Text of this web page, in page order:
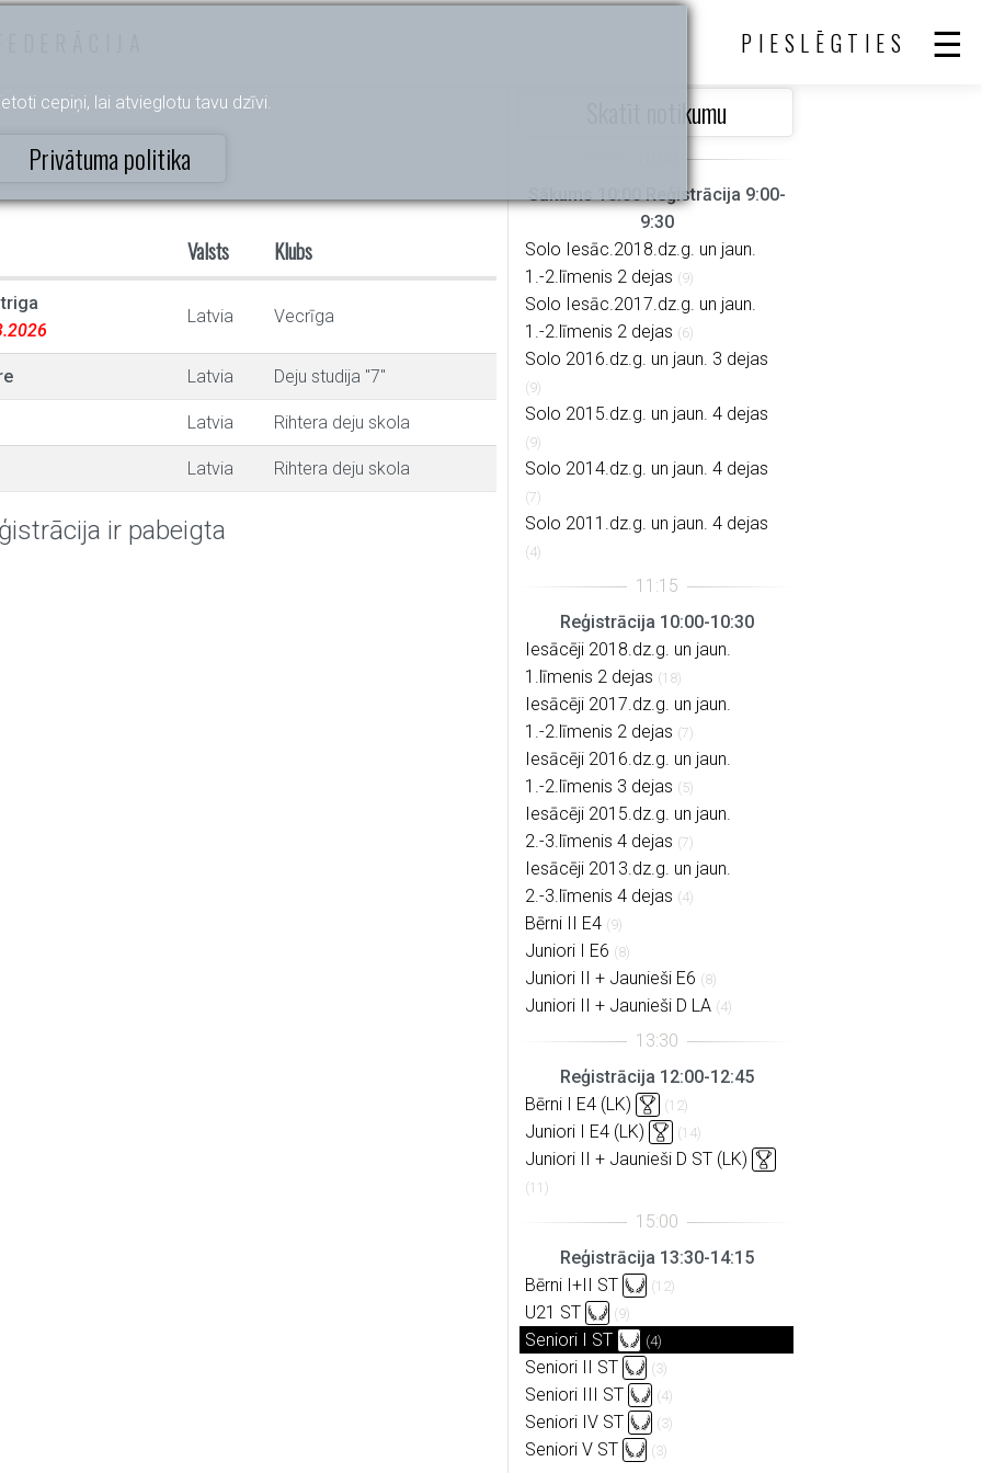
cepiņi, lai atvieglotu tavu dzīvi.
Privātuma politika
PIESLĒGTIES
Valsts Klubs
Latvia Vecrīga
Latvia Deju studija "7"
Latvia Rihtera deju skola
Latvia Rihtera deju skola
ir pabeigta
Skatīt notikumu
Sākums 10:00 Reģistrācija 9:00-
9:30
Solo Iesāc.2018.dz.g. un jaun.
1.-2.līmenis 2 dejas (9)
Solo Iesāc.2017.dz.g. un jaun.
1.-2.līmenis 2 dejas (6)
Solo 2016.dz.g. un jaun. 3 dejas
(9)
Solo 2015.dz.g. un jaun. 4 dejas
(9)
Solo 2014.dz.g. un jaun. 4 dejas
(7)
Solo 2011.dz.g. un jaun. 4 dejas
(4)
Reģistrācija 10:00-10:30
Iesācēji 2018.dz.g. un jaun.
1.līmenis 2 dejas (18)
Iesācēji 2017.dz.g. un jaun.
1.-2.līmenis 2 dejas (7)
Iesācēji 2016.dz.g. un jaun.
1.-2.līmenis 3 dejas (5)
Iesācēji 2015.dz.g. un jaun.
2.-3.līmenis 4 dejas (7)
Iesācēji 2013.dz.g. un jaun.
2.-3.līmenis 4 dejas (4)
Bērni II E4 (9)
Juniori I E6 (8)
Juniori II + Jaunieši E6 (8)
Juniori II + Jaunieši D LA (4)
Reģistrācija 12:00-12:45
Bērni I E4 (LK)
(12)
Juniori I E4 (LK) (14)
Juniori II + Jaunieši D ST (LK)
(11)
Reģistrācija 13:30-14:15
Bērni I+II ST
(12)
U21 ST (9)
Seniori I ST (4)
Seniori II ST (3)
Seniori III ST (4)
Seniori IV ST (3)
Seniori V ST (3)